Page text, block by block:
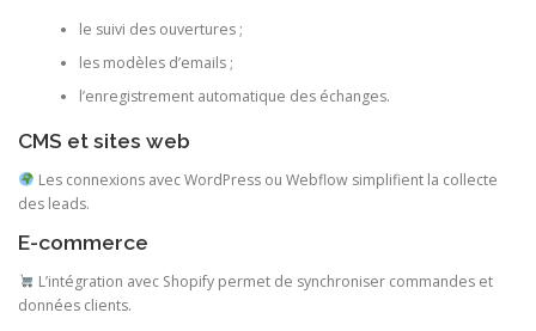
le suivi des ouvertures ;
les modèles d’emails ;
l’enregistrement automatique des échanges.
CMS et sites web
Les connexions avec WordPress ou Webflow simplifient la collecte
des leads.
E-commerce
L’intégration avec Shopify permet de synchroniser commandes et
données clients.